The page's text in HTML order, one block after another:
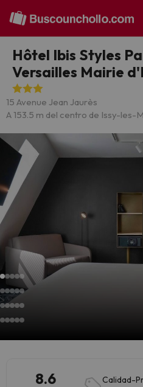
Hôtel Ibis Styles
Versailles Mairie
15 Avenue Jean Jaurès
A 153.5 m del centro de Issy-les-
8.6 Calidad-